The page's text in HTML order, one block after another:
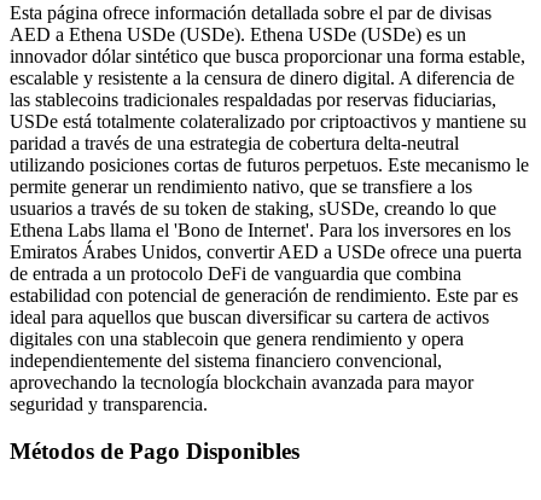
Esta página ofrece información detallada sobre el par de divisas
AED a Ethena USDe (USDe). Ethena USDe (USDe) es un
innovador dólar sintético que busca proporcionar una forma estable,
escalable y resistente a la censura de dinero digital. A diferencia de
las stablecoins tradicionales respaldadas por reservas fiduciarias,
USDe está totalmente colateralizado por criptoactivos y mantiene su
paridad a través de una estrategia de cobertura delta-neutral
utilizando posiciones cortas de futuros perpetuos. Este mecanismo le
permite generar un rendimiento nativo, que se transfiere a los
usuarios a través de su token de staking, sUSDe, creando lo que
Ethena Labs llama el 'Bono de Internet'. Para los inversores en los
Emiratos Árabes Unidos, convertir AED a USDe ofrece una puerta
de entrada a un protocolo DeFi de vanguardia que combina
estabilidad con potencial de generación de rendimiento. Este par es
ideal para aquellos que buscan diversificar su cartera de activos
digitales con una stablecoin que genera rendimiento y opera
independientemente del sistema financiero convencional,
aprovechando la tecnología blockchain avanzada para mayor
seguridad y transparencia.
Métodos de Pago Disponibles